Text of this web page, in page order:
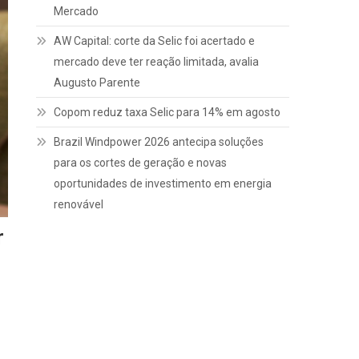
Mercado
AW Capital: corte da Selic foi acertado e
mercado deve ter reação limitada, avalia
Augusto Parente
Copom reduz taxa Selic para 14% em agosto
Brazil Windpower 2026 antecipa soluções
para os cortes de geração e novas
oportunidades de investimento em energia
renovável